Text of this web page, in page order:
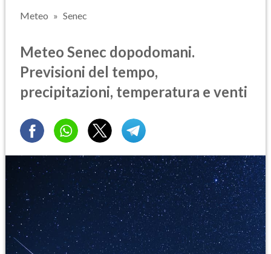
Meteo Senec
Meteo Senec dopodomani.
Previsioni del tempo,
precipitazioni, temperatura e venti